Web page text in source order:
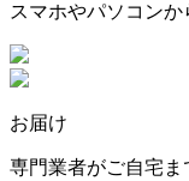
スマホやパソコンか
お届け
専門業者がご自宅